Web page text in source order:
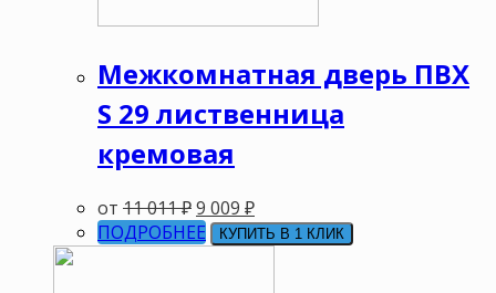
Межкомнатная дверь ПВХ
S 29 лиственница
кремовая
от 11 011₽9 009 ₽
ПОДРОБНЕЕ
КУПИТЬ В 1 КЛИК